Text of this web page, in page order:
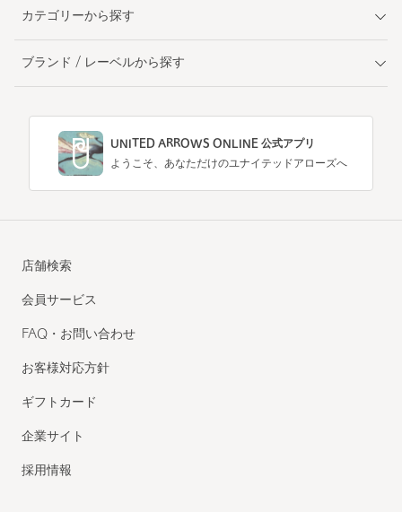
カテゴリーから探す
ブランド / レーベルから探す
UNITED ARROWS ONLINE 公式アプリ
ようこそ、あなただけのユナイテッドアローズへ
店舗検索
会員サービス
FAQ・お問い合わせ
お客様対応方針
ギフトカード
企業サイト
採用情報